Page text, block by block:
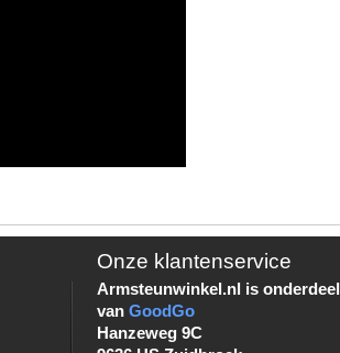
Onze klantenservice
Armsteunwinkel.nl is onderdeel
vanGoodGo
Hanzeweg 9C